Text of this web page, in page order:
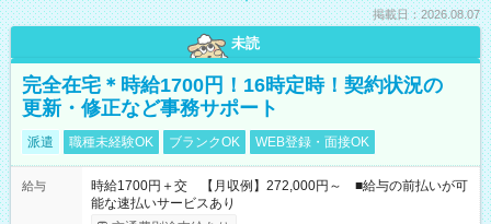
掲載日：2026.08.07
未読
完全在宅＊時給1700円！16時定時！契約状況の
更新・修正など事務サポート
派遣 職種未経験OK ブランクOK WEB登録・面接OK
給与
時給1700円＋交 【月収例】272,000円～ ■給与の前払いが可
能な速払いサービスあり